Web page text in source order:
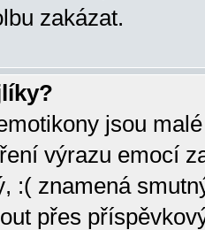
zakázat.
jsou
výrazu emocí
:( znamená
přes